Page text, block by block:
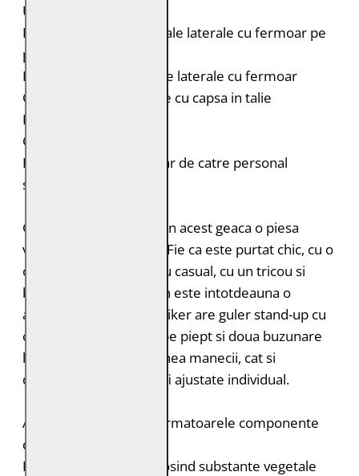
Umeri accentuati
Doua buzunare orizontale laterale cu fermoar pe
piept
Doua buzunare verticale laterale cu fermoar
Curele laterale reglabile cu capsa in talie
Fermoar la maneci
Croiala: Regular Fit
Intretinere: Spalare doar de catre personal
specializat
Gluga detasabila face din acest geaca o piesa
vestimentara versatila. Fie ca este purtat chic, cu o
camasa si pantaloni, sau casual, cu un tricou si
blugi, modelul GMLyron este intotdeauna o
alegere buna. Jacheta biker are guler stand-up cu
capsa, doua buzunare pe piept si doua buzunare
laterale. Atat dimensiunea manecii, cat si
dimensiunea taliei pot fi ajustate individual.
Acest produs contine urmatoarele componente
durabile:
Pielea este tabacita folosind substante vegetale